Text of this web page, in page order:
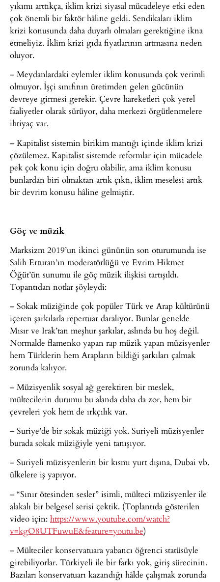
yıkımı arttıkça, iklim krizi siyasal mücadeleye etki eden
çok önemli bir faktör hâline geldi. Sendikaları iklim
krizi konusunda daha duyarlı olmaları gerektiğine ikna
etmeliyiz. İklim krizi gıda fiyatlarının artmasına neden
oluyor.
– Meydanlardaki eylemler iklim konusunda çok verimli
olmuyor. İşçi sınıfının üretimden gelen gücünün
devreye girmesi gerekir. Çevre hareketleri çok yerel
faaliyetler olarak sürüyor, daha merkezi örgütlenmelere
ihtiyaç var.
– Kapitalist sistemin birikim mantığı içinde iklim krizi
çözülemez. Kapitalist sistemde reformlar için mücadele
pek çok konu için doğru olabilir, ama iklim konusu
bunlardan biri olmaktan artık çıktı, iklim meselesi artık
bir devrim konusu hâline gelmiştir.
Göç ve müzik
Marksizm 2019’un ikinci gününün son oturumunda ise
Salih Erturan’ın moderatörlüğü ve Evrim Hikmet
Öğüt’ün sunumu ile göç müzik ilişkisi tartışıldı.
Topantıdan notlar şöyleydi:
– Sokak müziğinde çok popüler Türk ve Arap kültürünü
içeren şarkılarla repertuar daralıyor. Bunlar genelde
Mısır ve Irak’tan meşhur şarkılar, aslında bu hoş değil.
Normalde flamenko yapan rap müzik yapan müzisyenler
hem Türklerin hem Arapların bildiği şarkıları çalmak
zorunda kalıyor.
– Müzisyenlik sosyal ağ gerektiren bir meslek,
mültecilerin durumu bu alanda daha da zor, hem bir
çevreleri yok hem de ırkçılık var.
– Suriye’de bir sokak müziği yok. Suriyeli müzisyenler
burada sokak müziğiyle yeni tanışıyor.
– Suriyeli müzisyenlerin bir kısmı yurt dışına, Dubai vb.
ülkelere iş yapıyor.
– “Sınır ötesinden sesler” isimli, mülteci müzisyenler ile
alakalı bir belgesel serisi çektik. (Toplantıda gösterilen
video için: https://www.youtube.com/watch?
v=kgO8UTFuwuE&feature=youtu.be)
– Mülteciler konservatuara yabancı öğrenci statüsüyle
girebiliyorlar. Türkiyeli ile bir farkı yok, giriş sürecinin.
Bazıları konservatuarı kazandığı hâlde çalışmak zorunda